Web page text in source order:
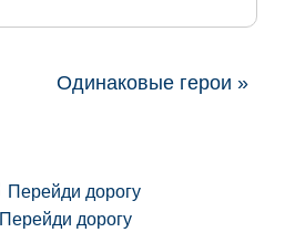
Одинаковые герои »
Перейди дорогу